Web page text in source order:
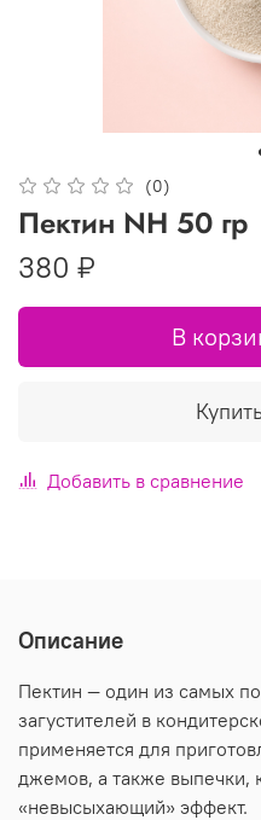
(0)
Пектин NH 50 гр
380 ₽
В
Добавить в сравнение
Описание
Пектин — один из самых
загустителей в
применяется для
джемов, а также выпечки,
«невысыхающий» эффект.